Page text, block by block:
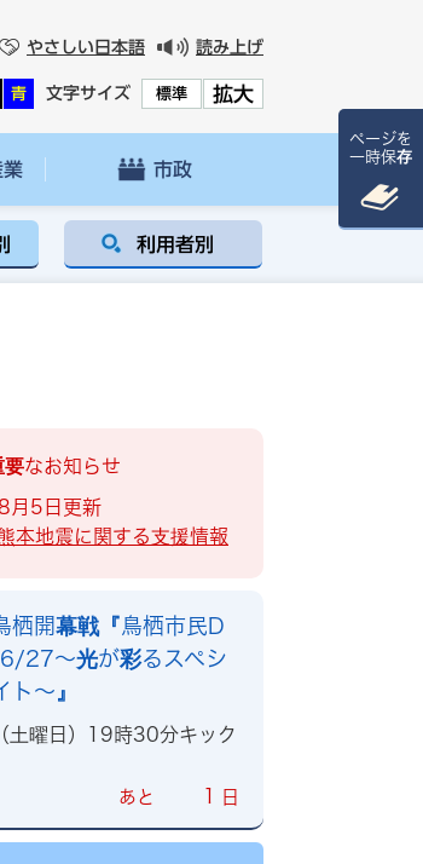
やさしい日本語 読み上げ
青 文字サイズ 標準 拡大
業 市政
利用者別
要なお知らせ
月5日更新
本地震に関する支援情報
栖開幕戦『鳥栖市民D
27～光が彩るスペシ
ト～』
土曜日）19時30分キック
あと 1 日
ページを
一時保存